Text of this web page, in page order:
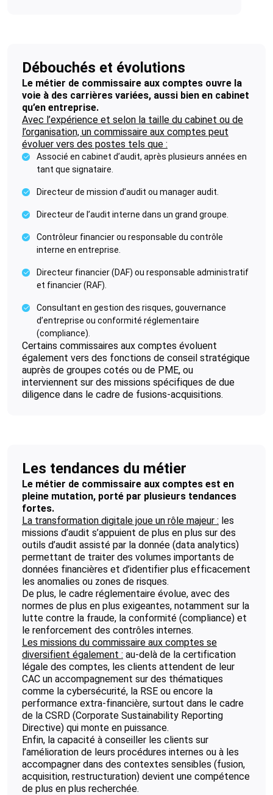
Débouchés et évolutions
Le métier de commissaire aux comptes ouvre la
voie à des carrières variées, aussi bien en cabinet
qu’en entreprise.
Avec l’expérience et selon la taille du cabinet ou de
l’organisation, un commissaire aux comptes peut
évoluer vers des postes tels que :
Associé en cabinet d’audit, après plusieurs années en
tant que signataire.
Directeur de mission d’audit ou manager audit.
Directeur de l’audit interne dans un grand groupe.
Contrôleur financier ou responsable du contrôle
interne en entreprise.
Directeur financier (DAF) ou responsable administratif
et financier (RAF).
Consultant en gestion des risques, gouvernance
d’entreprise ou conformité réglementaire
(compliance).
Certains commissaires aux comptes évoluent
également vers des fonctions de conseil stratégique
auprès de groupes cotés ou de PME, ou
interviennent sur des missions spécifiques de due
diligence dans le cadre de fusions-acquisitions.
Les tendances du métier
Le métier de commissaire aux comptes est en
pleine mutation, porté par plusieurs tendances
fortes.
La transformation digitale joue un rôle majeur : les
missions d’audit s’appuient de plus en plus sur des
outils d’audit assisté par la donnée (data analytics)
permettant de traiter des volumes importants de
données financières et d’identifier plus efficacement
les anomalies ou zones de risques.
De plus, le cadre réglementaire évolue, avec des
normes de plus en plus exigeantes, notamment sur la
lutte contre la fraude, la conformité (compliance) et
le renforcement des contrôles internes.
Les missions du commissaire aux comptes se
diversifient également : au-delà de la certification
légale des comptes, les clients attendent de leur
CAC un accompagnement sur des thématiques
comme la cybersécurité, la RSE ou encore la
performance extra-financière, surtout dans le cadre
de la CSRD (Corporate Sustainability Reporting
Directive) qui monte en puissance.
Enfin, la capacité à conseiller les clients sur
l’amélioration de leurs procédures internes ou à les
accompagner dans des contextes sensibles (fusion,
acquisition, restructuration) devient une compétence
de plus en plus recherchée.